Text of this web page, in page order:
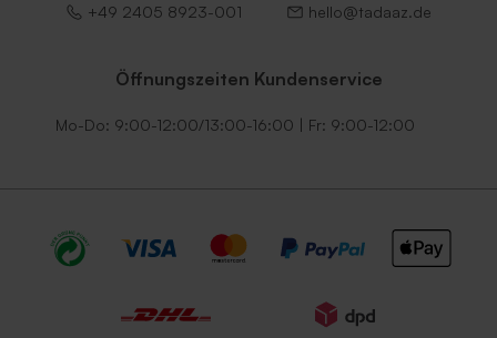
+49 2405 8923-001 hello@tadaaz.de
Öffnungszeiten Kundenservice
Mo-Do: 9:00-12:00/13:00-16:00 | Fr: 9:00-12:00